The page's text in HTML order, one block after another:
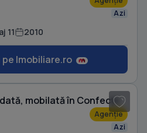
Azi
11 2010
Imobiliare.ro
mobilată în Confecții
Agenție
Azi